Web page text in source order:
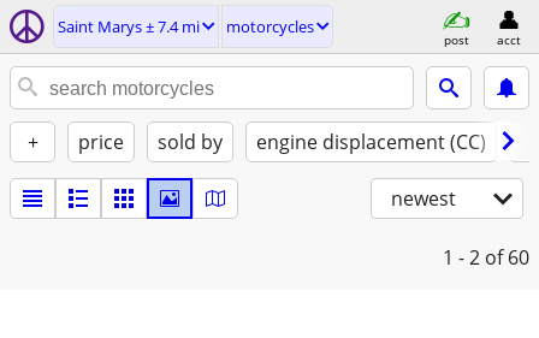
Saint Marys ± 7.4 mi motorcycles
post acct
+ price sold by engine displacement (CC)
newest
1 - 2 of 60